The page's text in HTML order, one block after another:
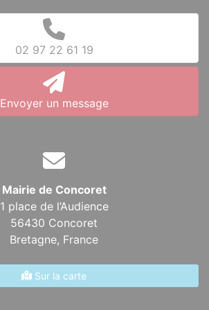
02 97 22 61 19
Envoyer un message
Mairie de Concoret
1 place de l’Audience
56430 Concoret
Bretagne, France
Sur la carte